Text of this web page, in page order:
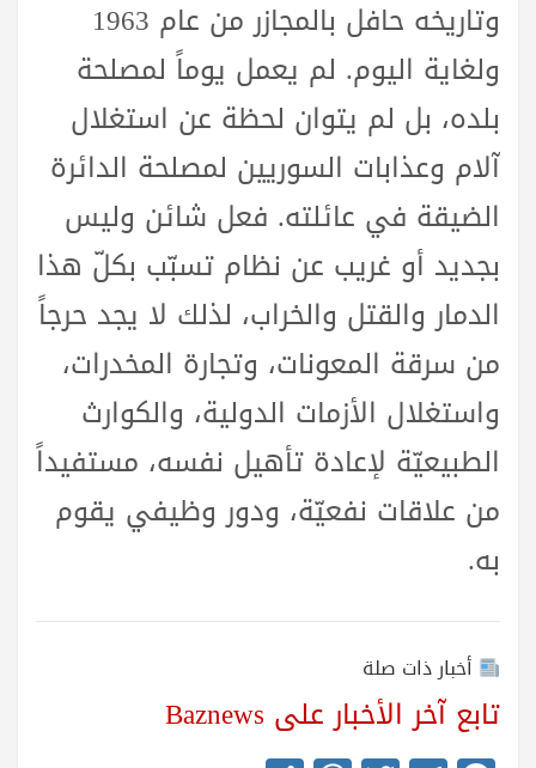
وتاريخه حافل بالمجازر من عام 1963
ولغاية اليوم. لم يعمل يوماً لمصلحة
بلده، بل لم يتوان لحظة عن استغلال
آلام وعذابات السوريين لمصلحة الدائرة
الضيقة في عائلته. فعل شائن وليس
بجديد أو غريب عن نظام تسبّب بكلّ هذا
الدمار والقتل والخراب، لذلك لا يجد حرجاً
من سرقة المعونات، وتجارة المخدرات،
واستغلال الأزمات الدولية، والكوارث
الطبيعيّة لإعادة تأهيل نفسه، مستفيداً
من علاقات نفعيّة، ودور وظيفي يقوم
به.
أخبار ذات صلة
تابع آخر الأخبار على Baznews